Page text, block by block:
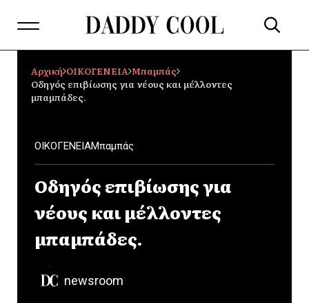
Αρχική ΟΙΚΟΓΕΝΕΙΑ Mπαμπάς
Οδηγός επιβίωσης για νέους και μέλλοντες
μπαμπάδες.
ΟΙΚΟΓΕΝΕΙΑMπαμπάς
Οδηγός επιβίωσης για
νέους και μέλλοντες
μπαμπάδες.
newsroom